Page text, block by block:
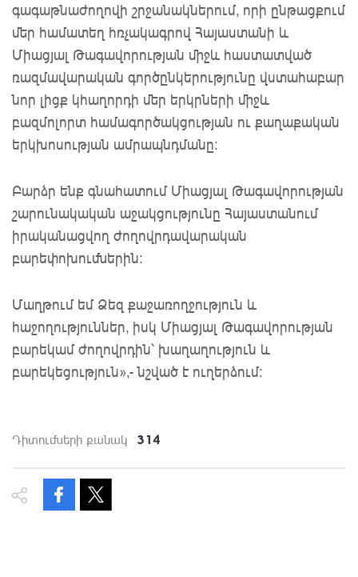
գագաթնաժողովի շրջանակներում, որի ընթացքում
մեր համատեղ հռչակագրով Հայաստանի և
Միացյալ Թագավորության միջև հաստատված
ռազմավարական գործընկերությունը վստահաբար
նոր լիցք կհաղորդի մեր երկրների միջև
բազմոլորտ համագործակցության ու քաղաքական
երկխոսության ամրապնդմանը։
Բարձր ենք գնահատում Միացյալ Թագավորության
շարունակական աջակցությունը Հայաստանում
իրականացվող ժողովրդավարական
բարեփոխումներին:
Մաղթում եմ Ձեզ քաջառողջություն և
հաջողություններ, իսկ Միացյալ Թագավորության
բարեկամ ժողովրդին՝ խաղաղություն և
բարեկեցություն»,- նշված է ուղերձում։
Դիտումների քանակ 314